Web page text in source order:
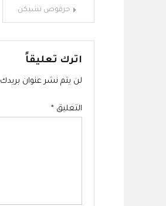
تصفّح
المقالات
حرقوص تشيكن
اترك تعليقاً
لن يتم نشر عنوان بريدك
التعليق *